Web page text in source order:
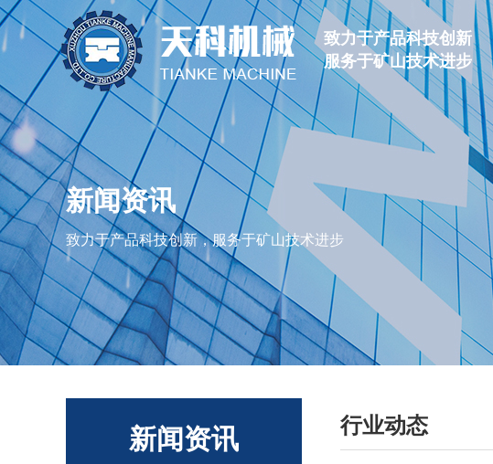
致力于产品科技创新
服务于矿山技术进步
新闻资讯
致力于产品科技创新，服务于矿山技术进步
新闻资讯 行业动态